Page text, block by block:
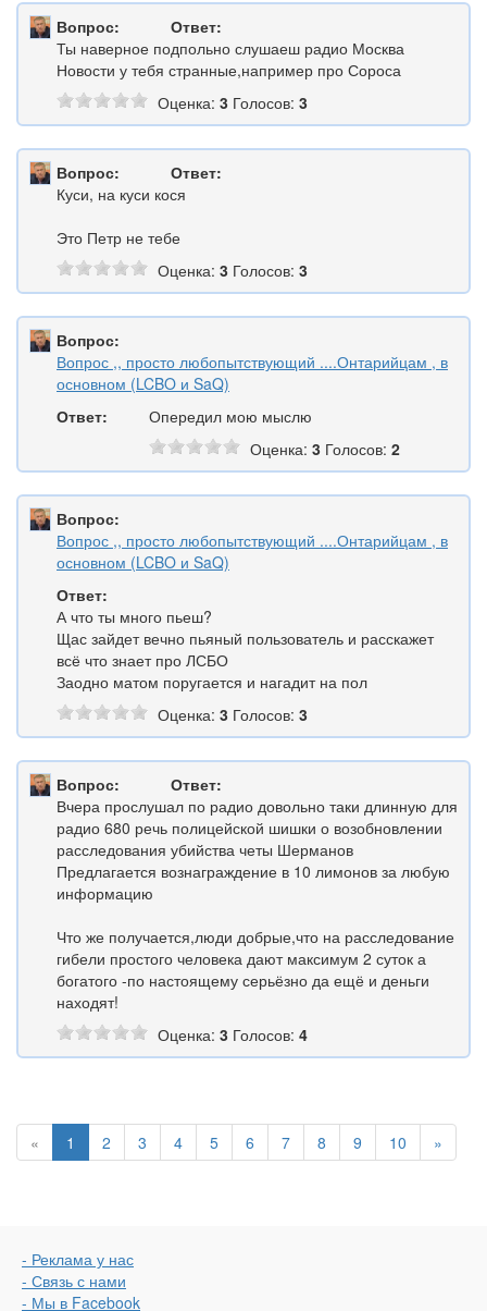
Вопрос:
Ответ:
Ты наверное подпольно слушаеш радио Москва
Новости у тебя странные,например про Сороса
Оценка: 3 Голосов: 3
Вопрос:
Ответ:
Куси, на куси кося
Это Петр не тебе
Оценка: 3 Голосов: 3
Вопрос:
Вопрос ,, просто любопытствующий ....Онтарийцам , в
основном (LCBO и SaQ)
Ответ:
Опередил мою мыслю
Оценка: 3 Голосов: 2
Вопрос:
Вопрос ,, просто любопытствующий ....Онтарийцам , в
основном (LCBO и SaQ)
Ответ:
А что ты много пьеш?
Щас зайдет вечно пьяный пользователь и расскажет
всё что знает про ЛСБО
Заодно матом поругается и нагадит на пол
Оценка: 3 Голосов: 3
Вопрос:
Ответ:
Вчера прослушал по радио довольно таки длинную для
радио 680 речь полицейской шишки о возобновлении
расследования убийства четы Шерманов
Предлагается вознаграждение в 10 лимонов за любую
информацию
Что же получается,люди добрые,что на расследование
гибели простого человека дают максимум 2 суток а
богатого -по настоящему серьёзно да ещё и деньги
находят!
Оценка: 3 Голосов: 4
« 1 2 3 4 5 6 7 8 9 10 »
- Реклама у нас
- Связь с нами
- Мы в Facebook